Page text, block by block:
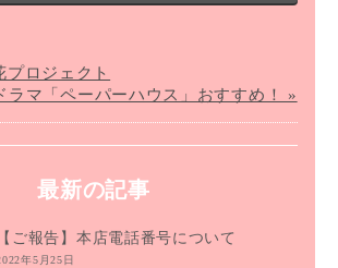
プロジェクト
ラマ「ペーパーハウス」おすすめ！ »
最新の記事
【ご報告】本店電話番号について
年5月25日